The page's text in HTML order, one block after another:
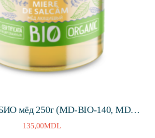
мёд 250г (MD-BIO-140, MD-
ECO-004)
135,00MDL